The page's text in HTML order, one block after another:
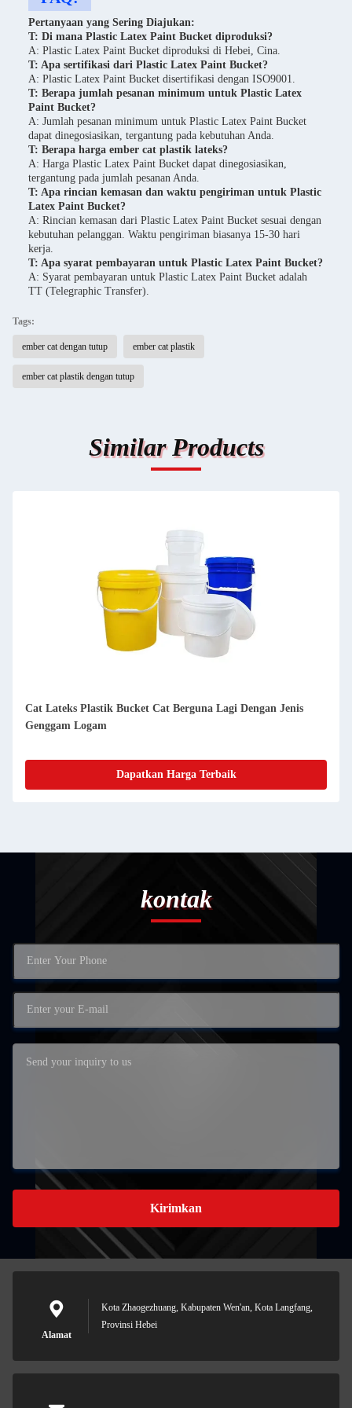
Pertanyaan yang Sering Diajukan:
T: Di mana Plastic Latex Paint Bucket diproduksi?
A: Plastic Latex Paint Bucket diproduksi di Hebei, Cina.
T: Apa sertifikasi dari Plastic Latex Paint Bucket?
A: Plastic Latex Paint Bucket disertifikasi dengan ISO9001.
T: Berapa jumlah pesanan minimum untuk Plastic Latex
Paint Bucket?
A: Jumlah pesanan minimum untuk Plastic Latex Paint Bucket
dapat dinegosiasikan, tergantung pada kebutuhan Anda.
T: Berapa harga ember cat plastik lateks?
A: Harga Plastic Latex Paint Bucket dapat dinegosiasikan,
tergantung pada jumlah pesanan Anda.
T: Apa rincian kemasan dan waktu pengiriman untuk Plastic
Latex Paint Bucket?
A: Rincian kemasan dari Plastic Latex Paint Bucket sesuai dengan
kebutuhan pelanggan. Waktu pengiriman biasanya 15-30 hari
kerja.
T: Apa syarat pembayaran untuk Plastic Latex Paint Bucket?
A: Syarat pembayaran untuk Plastic Latex Paint Bucket adalah
TT (Telegraphic Transfer).
Tags:
ember cat dengan tutup ember cat plastik
ember cat plastik dengan tutup
Similar Products
Cat Lateks Plastik Bucket Cat Berguna Lagi Dengan Jenis
Genggam Logam
Dapatkan Harga Terbaik
kontak
Kirimkan
Alamat
Kota Zhaogezhuang, Kabupaten Wen'an, Kota Langfang,
Provinsi Hebei